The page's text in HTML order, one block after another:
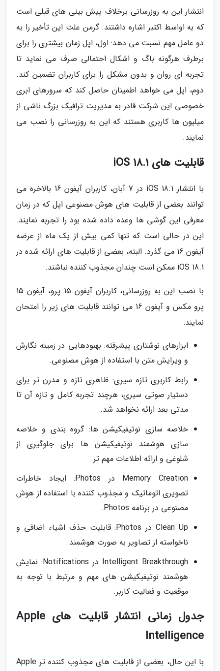
انتشار این به روزرسانی برخلاف پیش بینی های قبلی است
که به اواسط اکتبر اشاره داشتند. گرمن علت این تأخیر را به
دو عامل مهم نسبت می دهد: اول، اپل زمان بیشتری را برای
برطرف هرگونه باگ و اشکال احتمالی صرف می نماید تا
تجربه ای روان و بدون مشکل را برای کاربران تضمین کند.
دوم، اپل می خواهد اطمینان حاصل کند که سرورهای ابری
خصوصی این شرکت قادر به مدیریت ترافیک بزرگ ناشی از
میلیون ها کاربری هستند که این به روزرسانی را نصب می
نمایند.
قابلیت های iOS 18.1
با انتشار iOS 18.1 در 7 آبان، کاربران آیفون 16 بالاخره می
توانند بعضی از قابلیت های هوش مصنوعی اپل که در زمان
معرفی این گوشی ها وعده داده شده بود را تجربه نمایند.
این در حالی است که تنها کمی بیش از یک ماه از عرضه
آیفون 16 می گذرد. البته، بعضی از قابلیت های ارائه شده در
iOS 18.1 ممکن است چندان مجذوب کننده نباشند.
با نصب این به روزرسانی، کاربران آیفون 15 پرو، آیفون 15
پرو مکس و آیفون 16 می توانند قابلیت های زیر را امتحان
نمایند:
ابزارهای نوشتاری پیشرفته: بهبودهایی در زمینه نگارش
و ویرایش متن با استفاده از هوش مصنوعی.
رابط کاربری تازه سیری: ظاهری تازه و مدرن تر برای
دستیار صوتی سیری، هرچند تجربه کامل و تازه آن تا
مدتی بعد ارائه نخواهد شد.
خلاصه سازی نوتیفیکیشن ها: گروه بندی و خلاصه
سازی هوشمند نوتیفیکیشن ها برای جلوگیری از
شلوغی و ارائه اطلاعات مهم تر.
Memory Creation در Photos: ایجاد خاطرات
تصویری اتوماتیک و مجذوب کننده با استفاده از هوش
مصنوعی در برنامه Photos.
Clean Up در Photos: قابلیت حذف اشیاء اضافی و
ناخواسته از تصاویر به صورت هوشمند.
Intelligent Breakthrough در Notifications: نمایش
هوشمند نوتیفیکیشن های مهم و مرتبط با توجه به
موقعیت و فعالیت کاربر.
جدول زمانی انتشار قابلیت های Apple
Intelligence
با این حال، بعضی از قابلیت های مجذوب کننده تر Apple